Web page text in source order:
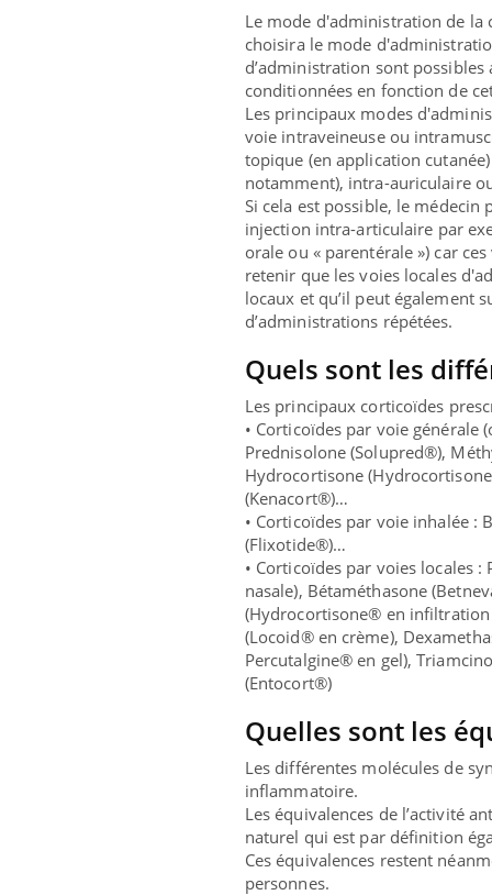
Le mode d'administration de la
choisira le mode
d’administration sont possibles
conditionnées en fonction de
Les principaux modes
voie intraveineuse ou
topique (en application
notamment), intra-auriculaire
Si cela est possible, le médecin
injection intra-articulaire par
orale ou « parentérale ») car
retenir que les voies locales
locaux et qu’il peut également
d’administrations répétées.
Quels sont les
Les principaux corticoïdes
• Corticoïdes par voie générale
Prednisolone (Solupred®),
Hydrocortisone
(Kenacort®)…
• Corticoïdes par voie inhalée :
(Flixotide®)…
• Corticoïdes par voies locales :
nasale), Bétaméthasone
(Hydrocortisone® en infiltration
(Locoid® en crème),
Percutalgine® en gel),
(Entocort®)
Quelles sont les
Les différentes molécules de
inflammatoire.
Les équivalences de l’activité
naturel qui est par définition
Ces équivalences restent
personnes.
En
reste